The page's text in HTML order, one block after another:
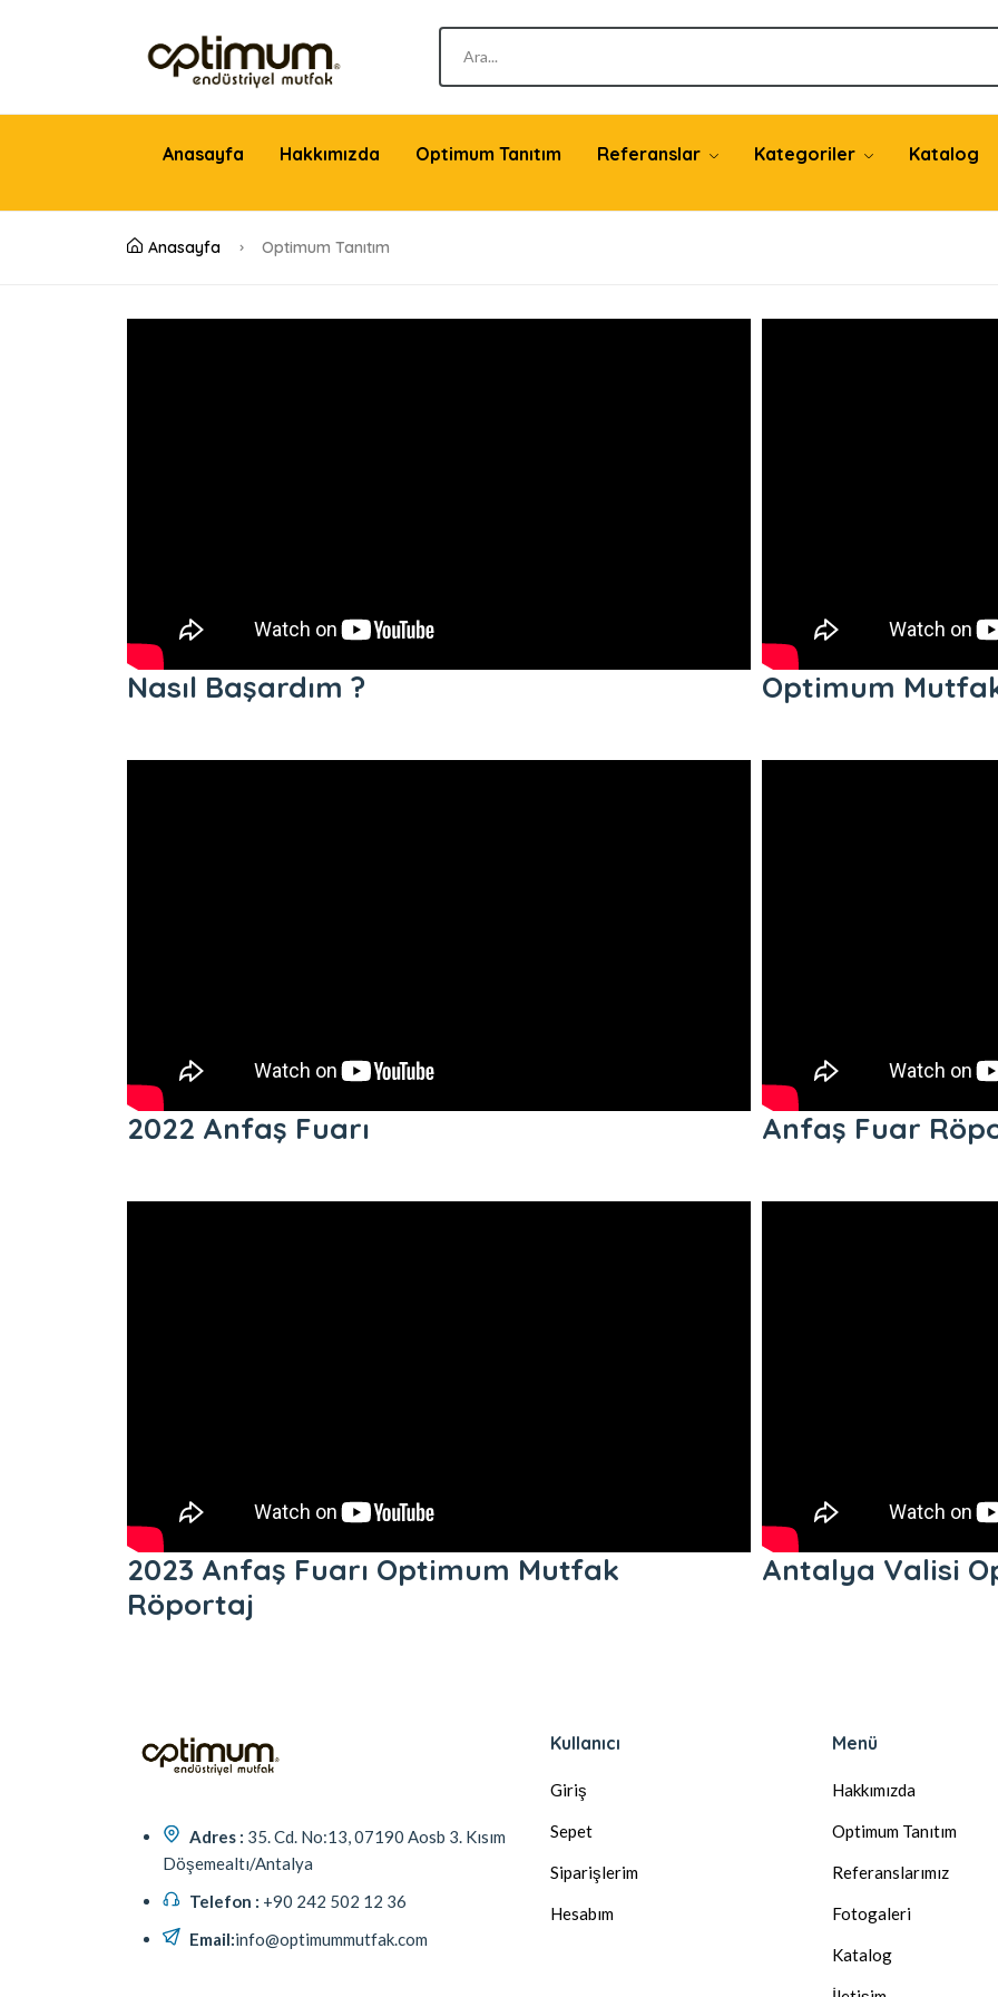
Anasayfa Hakkımızda Optimum Tanıtım Referanslar Kategoriler Katalog
Anasayfa Optimum Tanıtım
Nasıl Başardım ? Optimum Mutfak
2022 Anfaş Fuarı Anfaş Fuar
2023 Anfaş Fuarı Optimum Mutfak
Röportaj
Antalya Valisi
Adres : 35. Cd. No:13, 07190 Aosb 3. Kısım
Döşemealtı/Antalya
Telefon : +90 242 502 12 36
Email:info@optimummutfak.com
Kullanıcı
Giriş
Sepet
Siparişlerim
Hesabım
Menü
Hakkımızda
Optimum Tanıtım
Referanslarımız
Fotogaleri
Katalog